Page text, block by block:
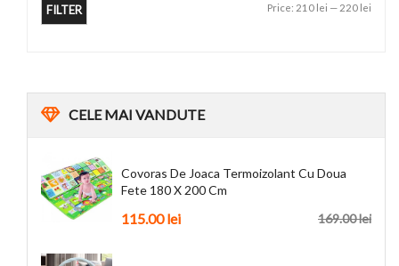
FILTER Price: 210 lei — 220 lei
CELEMAI VANDUTE
Covoras De Joaca Termoizolant Cu Doua
Fete 180 X 200 Cm
169.00lei
115.00lei